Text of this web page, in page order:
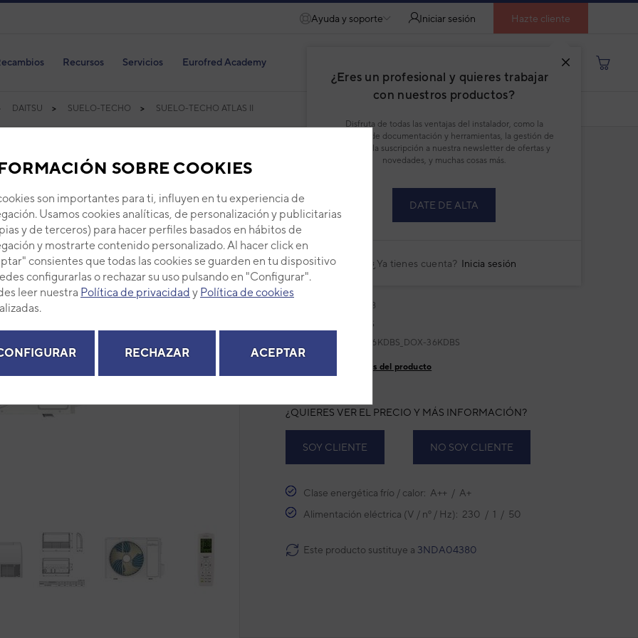
SOBRE COOKIES
son importantes para ti, influyen en tu experiencia de
Usamos cookies analíticas, de personalización y publicitarias
y de terceros) para hacer perfiles basados en hábitos de
y mostrarte contenido personalizado. Al hacer click en
consientes que todas las cookies se guarden en tu dispositivo
configurarlas o rechazar su uso pulsando en "Configurar".
leer nuestra Política de privacidad y Política de cookies
RECHAZAR ACEPTAR
Ayuda y soporte Iniciar sesión
¿Eres un profesional y quieres trabajar
con nuestros productos?
Disfruta de todas las ventajas del instalador, como la
descarga de documentación y herramientas, la gestión de
pedidos, la suscripción a nuestra newsletter de ofertas y
novedades, y muchas cosas más.
DATE DE ALTA
¿Ya tienes cuenta? Inicia sesión
Hazte cliente
Recursos Servicios Eurofred Academy
DAITSU SUELO-TECHO SUELO-TECHO ATLAS II
next
Aire acondicionado 1x1 Daitsu Atlas II split
suelo-techo Inverter ABD36KDBS
Serie
SUELO-TECHO ATLAS II
EAN: 8432884627578
ABD36KDBS
DB-36KDBS_DOX-36KDBS
+ Ver detalles técnicos del producto
¿QUIERES VER EL PRECIO Y MÁS INFORMACIÓN?
SOY CLIENTE NO SOY CLIENTE
Clase energética frío / calor: A++ / A+
Alimentación eléctrica (V / nº / Hz): 230 / 1 / 50
Este producto sustituye a 3NDA04380